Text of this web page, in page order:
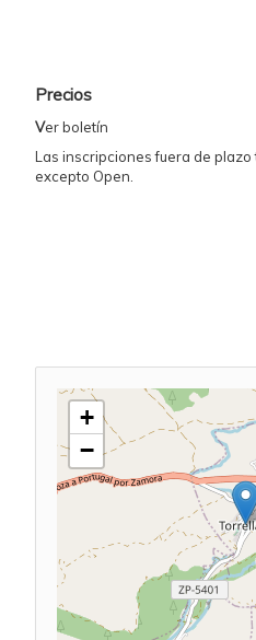
Precios
Ver boletín
Las inscripciones fuera de
excepto Open.
+
−